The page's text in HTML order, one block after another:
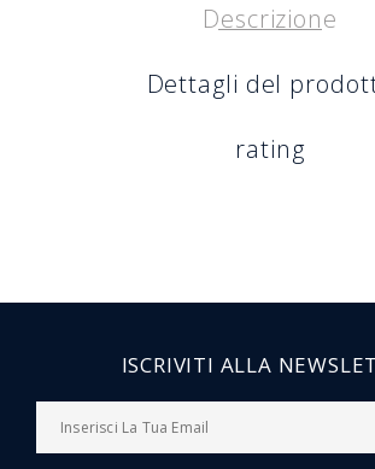
Descrizione
Dettagli del
rating
ISCRIVITI ALLA